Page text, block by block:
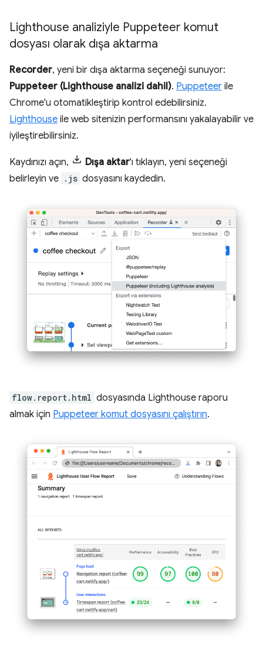
Lighthouse analiziyle Puppeteer komut
dosyası olarak dışa aktarma
Recorder, yeni bir dışa aktarma seçeneği sunuyor:
Puppeteer (Lighthouse analizi dahil). Puppeteer ile
Chrome'u otomatikleştirip kontrol edebilirsiniz.
Lighthouse ile web sitenizin performansını yakalayabilir ve
iyileştirebilirsiniz.
Kaydınızı açın, Dışa aktar'ı tıklayın, yeni seçeneği
belirleyin ve .js dosyasını kaydedin.
flow.report.html dosyasında Lighthouse raporu
almak için Puppeteer komut dosyasını çalıştırın.